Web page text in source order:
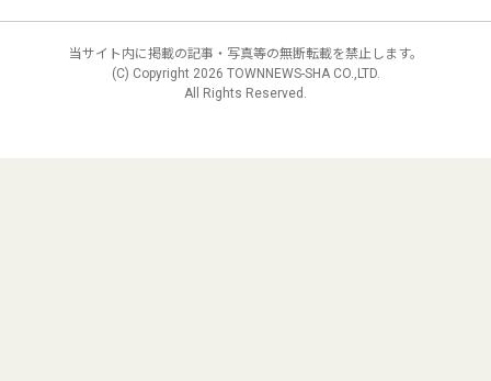
当サイト内に掲載の記事・写真等の無断転載を禁止します。
(C) Copyright 2026 TOWNNEWS-SHA CO.,LTD.
All Rights Reserved.